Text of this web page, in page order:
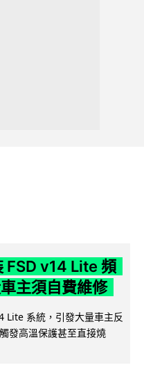
FSD v14 Lite 頻
主須自費維修
Lite 系統，引發大量車主反
發高溫保護甚至直接燒